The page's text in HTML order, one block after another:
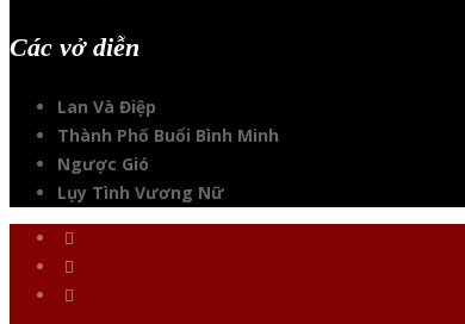
Các vở diễn
Lan Và Điệp
Thành Phố Buổi Bình Minh
Ngược Gió
Lụy Tình Vương Nữ